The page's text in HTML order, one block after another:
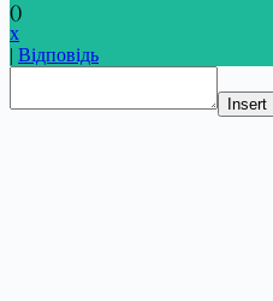
()
x
| Відповідь
Insert